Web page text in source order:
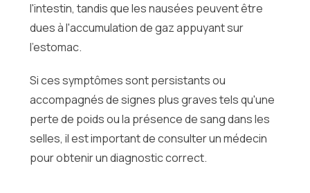
l'intestin, tandis que les nausées peuvent être
dues à l'accumulation de gaz appuyant sur
l'estomac.
Si ces symptômes sont persistants ou
accompagnés de signes plus graves tels qu'une
perte de poids ou la présence de sang dans les
selles, il est important de consulter un médecin
pour obtenir un diagnostic correct.